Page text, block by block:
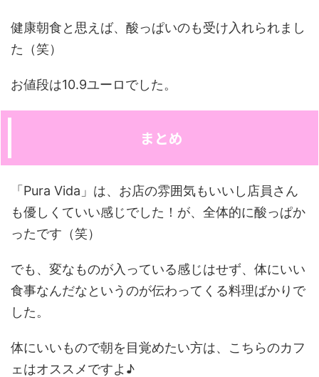
健康朝食と思えば、酸っぱいのも受け入れられまし
た（笑）
お値段は10.9ユーロでした。
まとめ
「Pura Vida」は、お店の雰囲気もいいし店員さん
も優しくていい感じでした！が、全体的に酸っぱか
ったです（笑）
でも、変なものが入っている感じはせず、体にいい
食事なんだなというのが伝わってくる料理ばかりで
した。
体にいいもので朝を目覚めたい方は、こちらのカフ
ェはオススメですよ♪